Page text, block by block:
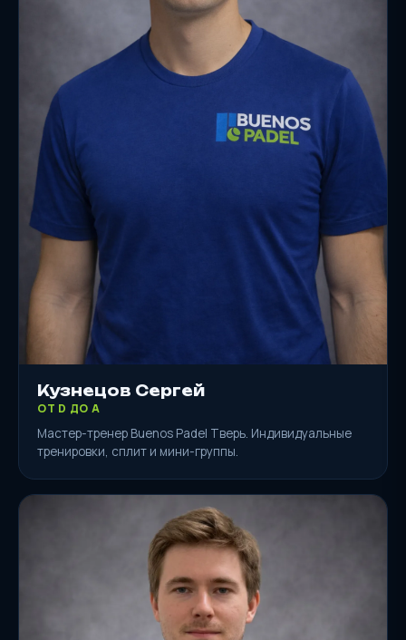
Кузнецов Сергей
ОТ D ДО A
Мастер-тренер Buenos Padel Тверь. Индивидуальные
тренировки, сплит и мини-группы.